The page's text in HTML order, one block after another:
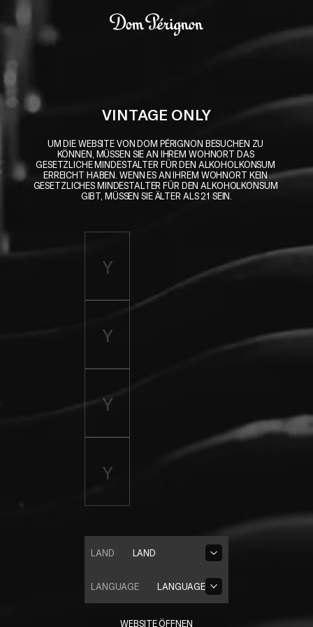
VINTAGE ONLY
UM DIE WEBSITE VON DOM PÉRIGNON BESUCHEN ZU
KÖNNEN, MÜSSEN SIE AN IHREM WOHNORT DAS
GESETZLICHE MINDESTALTER FÜR DEN ALKOHOLKONSUM
ERREICHT HABEN. WENN ES AN IHREM WOHNORT KEIN
GESETZLICHES MINDESTALTER FÜR DEN ALKOHOLKONSUM
GIBT, MÜSSEN SIE ÄLTER ALS 21 SEIN.
LAND
LAND
LANGUAGE
LANGUAGE
WEBSITE ÖFFNEN